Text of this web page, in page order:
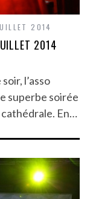
2014
2014
l’asso
superbe soirée
cathédrale. En…